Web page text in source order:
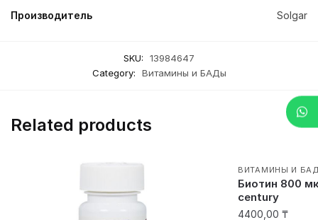
Производитель Solgar
SKU:
13984647
Category:
Витамины и БАДы
Related products
ВИТАМИНЫ И
Биотин 800
century
4400,00 ₸